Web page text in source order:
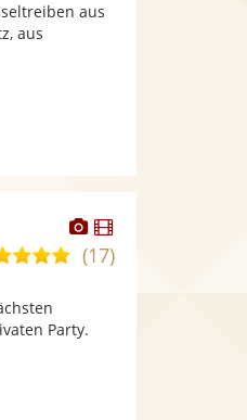
bereit.
5
aus
aus
Dieser
Künstler
stellt
Dieser
Künstler
5,0
Sternen
(17)
Party.